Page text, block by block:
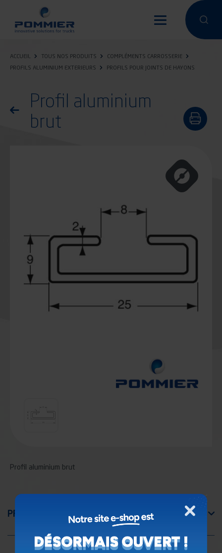
contenu
Effectuer
ACCUEIL TOUS NOS PRODUITS
COMPLÉMENTS CARROSSERIE
PROFILS ALUMINIUM EXTERIEURS
PROFILS POUR JOINTS DE HAYONS
Retourner à la liste des produits
Profil aluminium
brut
Profil aluminium brut
Fermer